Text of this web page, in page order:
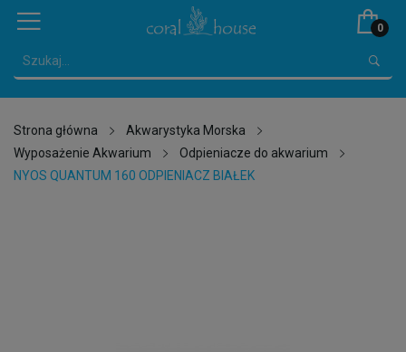
0
Strona główna
Akwarystyka Morska
Wyposażenie Akwarium
Odpieniacze do akwarium
NYOS QUANTUM 160 ODPIENIACZ BIAŁEK